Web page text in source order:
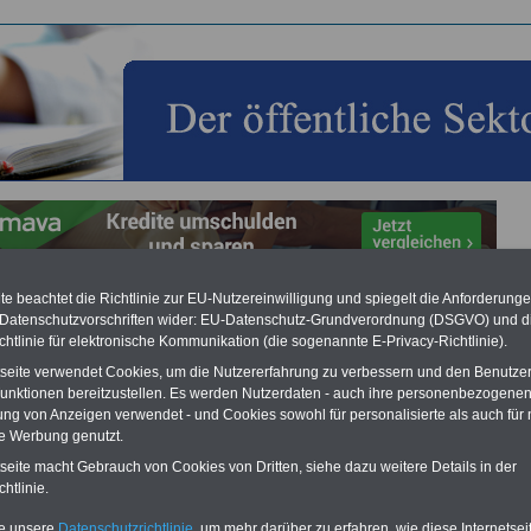
und Kurorte gemäß Kurorteverzeichnis
Vorteile für den
und sparen:
Vergleich Gesetzliche
beachtet die Richtlinie zur EU-Nutzereinwilligung und spiegelt die
wider: EU-Datenschutz-Grundverordnung (DSGVO) und
für elektronische Kommunikation (die sogenannte E-Privacy-Richtlinie).
verwendet Cookies, um die Nutzererfahrung zu verbessern und den
bereitzustellen. Es werden Nutzerdaten - auch ihre
von Anzeigen verwendet - und Cookies sowohl für personalisierte als auch für
Werbung genutzt.
macht Gebrauch von Cookies von Dritten, siehe dazu weitere Details in der